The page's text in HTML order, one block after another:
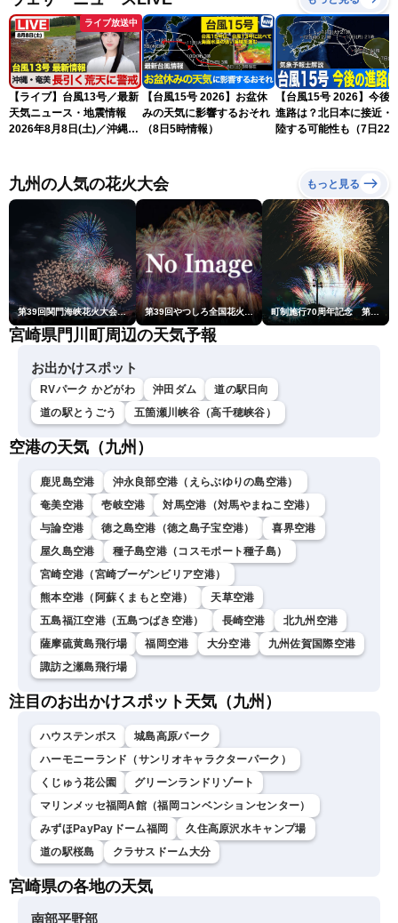
ライブ放送中
【ライブ】台風13号／最新
天気ニュース・地震情報
2026年8月8日(土)／沖縄・
〈ウェザーニュースLiVEモ
ーニング・松本真央／山口
剛央〉
【台風15号 2026】お盆休
みの天気に影響するおそれ
（8日5時情報）
【台風15号 2026】今後
進路は？北日本に接近・
陸する可能性も（7日22
九州の人気の花火大会 もっと見る
第39回関門海峡花火大会(門司側) 第39回やつしろ全国花火競技大会
宮崎県門川町周辺の天気予報
お出かけスポット
RVパーク かどがわ 沖田ダム
道の駅日向
道の駅とうごう
五箇瀬川峡谷（高千穂峡谷）
空港の天気（九州）
鹿児島空港
沖永良部空港（えらぶゆりの島空港）
奄美空港
壱岐空港
対馬空港（対馬やまねこ空港）
与論空港
徳之島空港（徳之島子宝空港）
喜界空港
屋久島空港
種子島空港（コスモポート種子島）
宮崎空港（宮崎ブーゲンビリア空港）
熊本空港（阿蘇くまもと空港）
天草空港
五島福江空港（五島つばき空港）
長崎空港
北九州空港
薩摩硫黄島飛行場
福岡空港 大分空港
九州佐賀国際空港
諏訪之瀬島飛行場
注目のお出かけスポット天気（九州）
ハウステンボス
城島高原パーク
ハーモニーランド（サンリオキャラクターパーク）
くじゅう花公園
グリーンランドリゾート
マリンメッセ福岡A館（福岡コンベンションセンター）
みずほPayPayドーム福岡
久住高原沢水キャンプ場
道の駅桜島
クラサスドーム大分
宮崎県の各地の天気
南部平野部